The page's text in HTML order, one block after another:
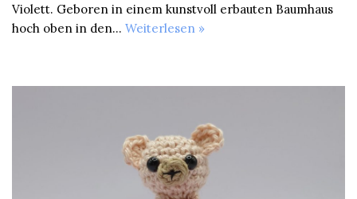
Violett. Geboren in einem kunstvoll erbauten Baumhaus
hoch oben in den… Weiterlesen »